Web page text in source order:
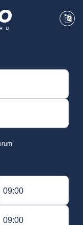
09:00
09:00